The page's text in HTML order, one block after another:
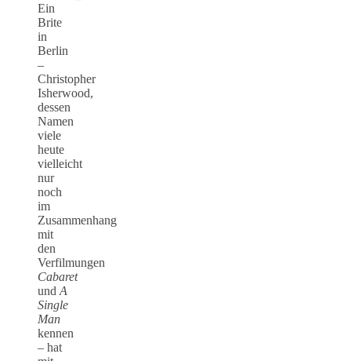
Ein
Brite
in
Berlin
–
Christopher
Isherwood,
dessen
Namen
viele
heute
vielleicht
nur
noch
im
Zusammenhang
mit
den
Verfilmungen
Cabaret
und A
Single
Man
kennen
– hat